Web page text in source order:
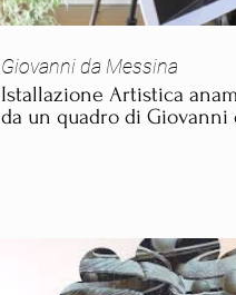
Giovanni da Messina
Istallazione Artistica
da un quadro di Giovanni